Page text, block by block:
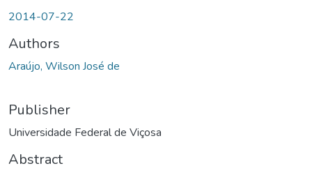
2014-07-22
Authors
Araújo, Wilson José de
Publisher
Universidade Federal de Viçosa
Abstract